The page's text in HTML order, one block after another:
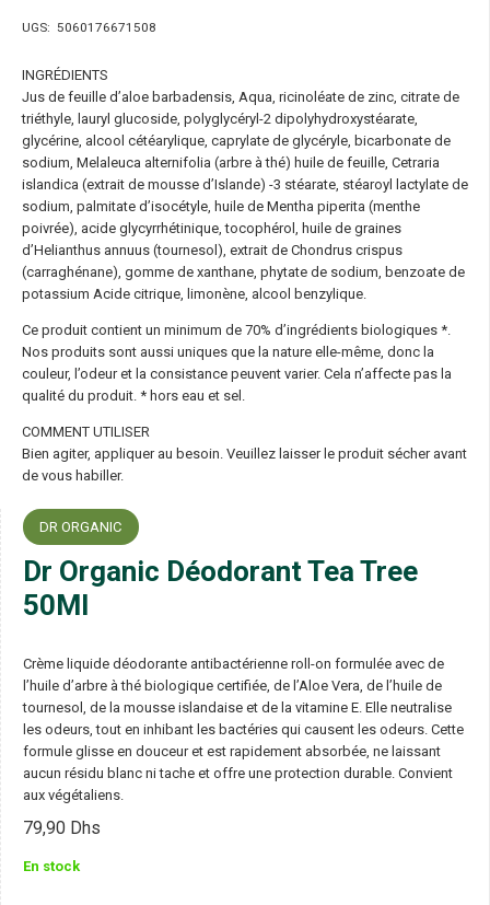
UGS: 5060176671508
INGRÉDIENTS
Jus de feuille d’aloe barbadensis, Aqua, ricinoléate de zinc, citrate de
triéthyle, lauryl glucoside, polyglycéryl-2 dipolyhydroxystéarate,
glycérine, alcool cétéarylique, caprylate de glycéryle, bicarbonate de
sodium, Melaleuca alternifolia (arbre à thé) huile de feuille, Cetraria
islandica (extrait de mousse d’Islande) -3 stéarate, stéaroyl lactylate de
sodium, palmitate d’isocétyle, huile de Mentha piperita (menthe
poivrée), acide glycyrrhétinique, tocophérol, huile de graines
d’Helianthus annuus (tournesol), extrait de Chondrus crispus
(carraghénane), gomme de xanthane, phytate de sodium, benzoate de
potassium Acide citrique, limonène, alcool benzylique.
Ce produit contient un minimum de 70% d’ingrédients biologiques *.
Nos produits sont aussi uniques que la nature elle-même, donc la
couleur, l’odeur et la consistance peuvent varier. Cela n’affecte pas la
qualité du produit. * hors eau et sel.
COMMENT UTILISER
Bien agiter, appliquer au besoin. Veuillez laisser le produit sécher avant
de vous habiller.
DR ORGANIC
Dr Organic Déodorant Tea Tree
50Ml
Crème liquide déodorante antibactérienne roll-on formulée avec de
l’huile d’arbre à thé biologique certifiée, de l’Aloe Vera, de l’huile de
tournesol, de la mousse islandaise et de la vitamine E. Elle neutralise
les odeurs, tout en inhibant les bactéries qui causent les odeurs. Cette
formule glisse en douceur et est rapidement absorbée, ne laissant
aucun résidu blanc ni tache et offre une protection durable. Convient
aux végétaliens.
79,90 Dhs
En stock